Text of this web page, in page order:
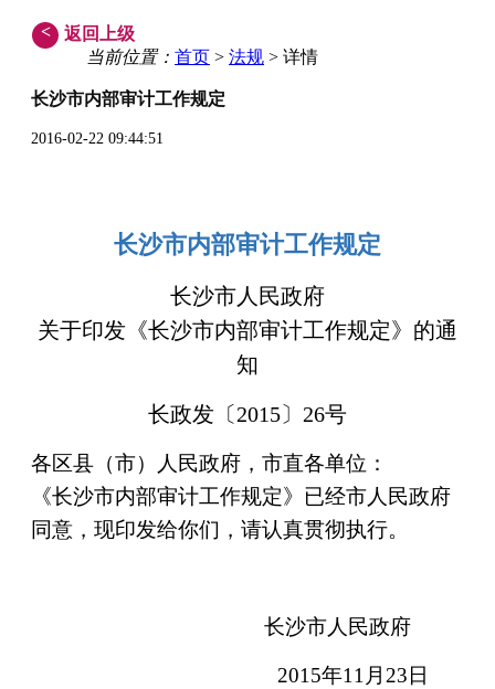
<
返回上级
当前位置： 首页 > 法规 > 详情
长沙市内部审计工作规定
2016-02-22 09:44:51
长沙市内部审计工作规定
长沙市人民政府
关于印发《长沙市内部审计工作规定》的通
知
长政发〔2015〕26号
各区县（市）人民政府，市直各单位：
《长沙市内部审计工作规定》已经市人民政府
同意，现印发给你们，请认真贯彻执行。
长沙市人民政府
2015年11月23日